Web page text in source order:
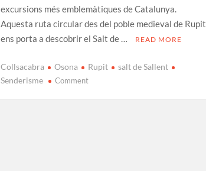
excursions més emblemàtiques de Catalunya.
Aquesta ruta circular des del poble medieval de Rupit
ens porta a descobrir el Salt de …
READ MORE
Collsacabra Osona Rupit
salt de Sallent
Senderisme
Commenton